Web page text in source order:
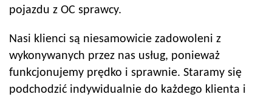
pojazdu z OC sprawcy.
Nasi klienci są niesamowicie zadowoleni z
wykonywanych przez nas usług, ponieważ
funkcjonujemy prędko i sprawnie. Staramy się
podchodzić indywidualnie do każdego klienta i